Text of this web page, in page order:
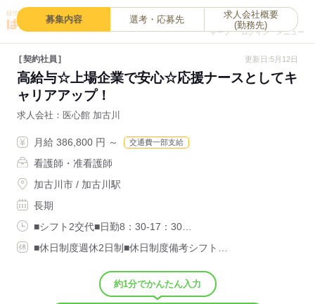
キープ
0
ログイン メニュー
募集内容 選考・応募先
求人会社概要
(勤務先)
契約社員 更新日:5月12日
高給与☆上場企業で安心☆応援ナースとしてキ
ャリアアップ！
求人会社 医心館 加古川
月給 386,800 円 ～ 交通費一部支給
看護師・准看護師
加古川市 / 加古川駅
長期
■シフト2交代■日勤8：30-17：30…
■休日制度週休2日制■休日制度備考シフト…
約1分でかんたん入力